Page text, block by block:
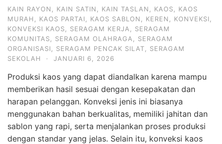
KAIN RAYON KAIN SATIN KAIN TASLAN KAOS
KAOS
MURAH
KAOS PARTAI KAOS SABLON KEREN KONVEKSI
KONVEKSI KAOS
SERAGAM KERJA
SERAGAM
KOMUNITAS
SERAGAM OLAHRAGA
SERAGAM
ORGANISASI
SERAGAM PENCAK SILAT
SERAGAM
SEKOLAH
· JANUARI 6, 2026
Produksi kaos yang dapat diandalkan karena mampu
memberikan hasil sesuai dengan kesepakatan dan
harapan pelanggan. Konveksi jenis ini biasanya
menggunakan bahan berkualitas, memiliki jahitan dan
sablon yang rapi, serta menjalankan proses produksi
dengan standar yang jelas. Selain itu, konveksi kaos